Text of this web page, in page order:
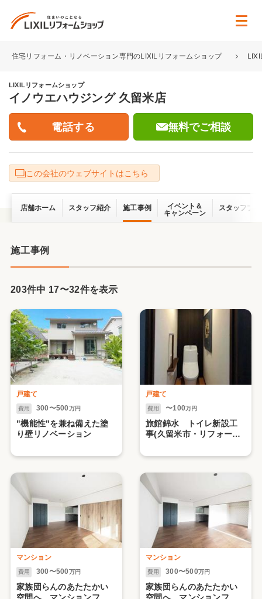
住宅リフォーム・リノベーション専門のLIXILリフォームショップ
LIXILリフォームショップ
イノウエハウジング 久留米店
無料でご相談
この会社のウェブサイトはこちら
店舗ホーム スタッフ紹介 施工事例
イベント＆
キャンペーン
スタッフブ
施工事例
203件中 17〜32件を表示
戸建て
費用 300〜500万円
"機能性"を兼ね備えた塗
り壁リノベーション
戸建て
費用 〜100万円
旅館錦水 トイレ新設工
事(久留米市・リフォー
マンション
費用 300〜500万円
家族団らんのあたたかい
マンション
費用 300〜500万円
家族団らんのあたたかい